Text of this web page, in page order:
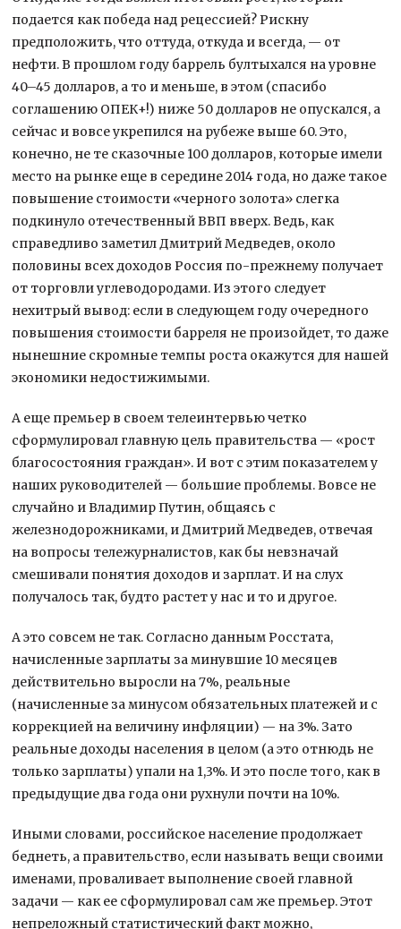
подается как победа над рецессией? Рискну
предположить, что оттуда, откуда и всегда, — от
нефти. В прошлом году баррель бултыхался на уровне
40–45 долларов, а то и меньше, в этом (спасибо
соглашению ОПЕК+!) ниже 50 долларов не опускался, а
сейчас и вовсе укрепился на рубеже выше 60. Это,
конечно, не те сказочные 100 долларов, которые имели
место на рынке еще в середине 2014 года, но даже такое
повышение стоимости «черного золота» слегка
подкинуло отечественный ВВП вверх. Ведь, как
справедливо заметил Дмитрий Медведев, около
половины всех доходов Россия по-прежнему получает
от торговли углеводородами. Из этого следует
нехитрый вывод: если в следующем году очередного
повышения стоимости барреля не произойдет, то даже
нынешние скромные темпы роста окажутся для нашей
экономики недостижимыми.
А еще премьер в своем телеинтервью четко
сформулировал главную цель правительства — «рост
благосостояния граждан». И вот с этим показателем у
наших руководителей — большие проблемы. Вовсе не
случайно и Владимир Путин, общаясь с
железнодорожниками, и Дмитрий Медведев, отвечая
на вопросы тележурналистов, как бы невзначай
смешивали понятия доходов и зарплат. И на слух
получалось так, будто растет у нас и то и другое.
А это совсем не так. Согласно данным Росстата,
начисленные зарплаты за минувшие 10 месяцев
действительно выросли на 7%, реальные
(начисленные за минусом обязательных платежей и с
коррекцией на величину инфляции) — на 3%. Зато
реальные доходы населения в целом (а это отнюдь не
только зарплаты) упали на 1,3%. И это после того, как в
предыдущие два года они рухнули почти на 10%.
Иными словами, российское население продолжает
беднеть, а правительство, если называть вещи своими
именами, проваливает выполнение своей главной
задачи — как ее сформулировал сам же премьер. Этот
непреложный статистический факт можно,